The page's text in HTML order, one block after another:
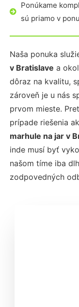
Ponúkame
sú priamo v
Naša ponuka
v Bratislave a
dôraz na kvalitu,
zároveň je u nás
prvom mieste.
prípade riešenia
marhule na jar v
inde musí byť
našom tíme iba
zodpovedných